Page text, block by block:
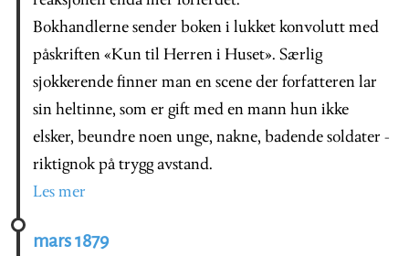
Bokhandlerne sender boken i lukket konvolutt med
påskriften «Kun til Herren i Huset». Særlig
sjokkerende finner man en scene der forfatteren lar
sin heltinne, som er gift med en mann hun ikke
elsker, beundre noen unge, nakne, badende soldater -
riktignok på trygg avstand.
Les mer
mars 1879